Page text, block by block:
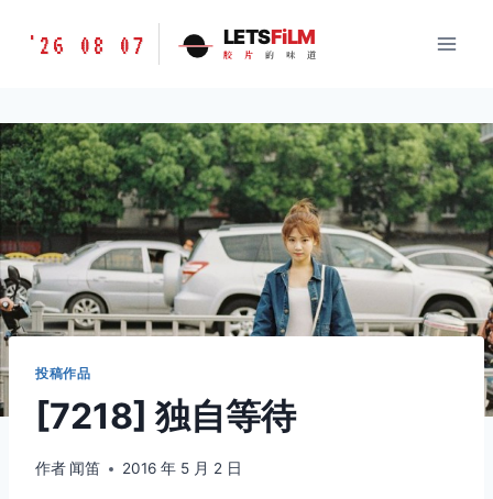
胶
味
道
LETSFILM
'26 08 07 LETSFiLM
胶 片 的 味 道
投稿作品
[7218] 独自等待
作者 闻笛 2016 年 5 月 2 日